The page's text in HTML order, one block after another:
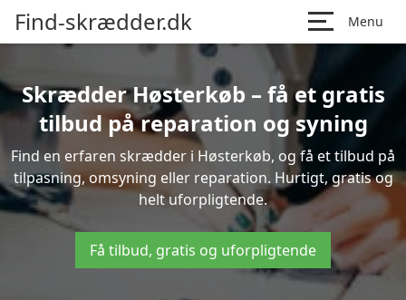
Find-skrædder.dk Menu
Skrædder Høsterkøb – få et gratis
tilbud på reparation og syning
Find en erfaren skrædder i Høsterkøb, og få et tilbud på
tilpasning, omsyning eller reparation. Hurtigt, gratis og
helt uforpligtende.
Få tilbud, gratis og uforpligtende